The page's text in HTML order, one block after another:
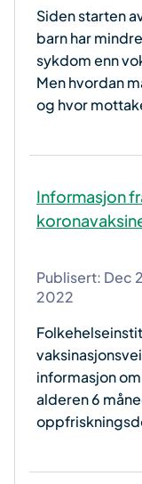
Siden starten
barn har
sykdom enn
Men hvordan
og hvor
Informasjon
Publisert: Dec
2022
informasjon
alderen 6